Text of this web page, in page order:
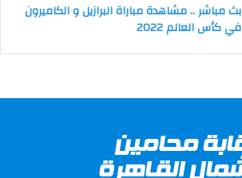
بث مباشر .. مشاهدة مباراة البرازيل و الكاميرون
في كأس العالم 2022